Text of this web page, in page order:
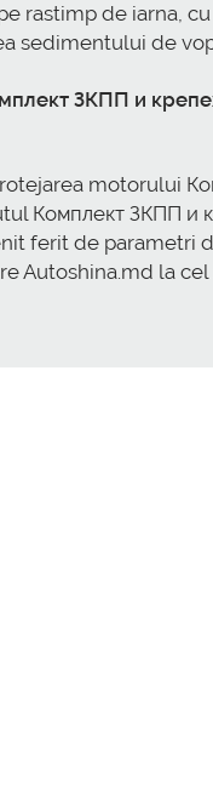
rastimp de iarna,
sedimentului de
ЗКПП и
motorului
Комплект ЗКПП и
ferit de parametri
Autoshina.md la